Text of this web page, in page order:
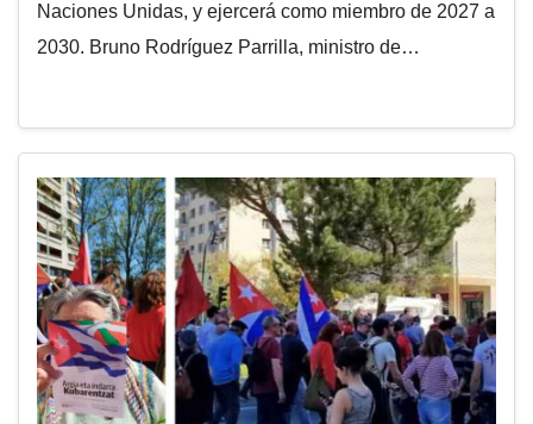
Naciones Unidas, y ejercerá como miembro de 2027 a
2030. Bruno Rodríguez Parrilla, ministro de…